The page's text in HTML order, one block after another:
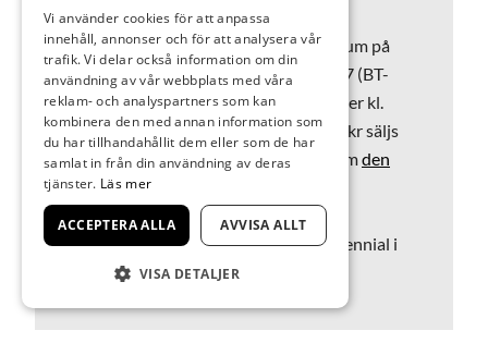
Konserten med Hardi Kurda äger rum på
Wärenstams litteratur, Allégatan 67 (BT-
huset) i Borås tisdagen 22 september kl.
19.00. Biljetter till konserten à 100 kr säljs
av GAS via Billetto och bokas genomden
här länken
Bild: Hardi Kurda på New Music Biennial i
Bradford, juni 2025. Foto: Victor
Vi använder cookies för att anpassa
innehåll, annonser och för att analysera vår
trafik. Vi delar också information om din
användning av vår webbplats med våra
reklam- och analyspartners som kan
kombinera den med annan information som
du har tillhandahållit dem eller som de har
samlat in från din användning av deras
tjänster. Läs mer
ACCEPTERA ALLA AVVISA ALLT
VISA DETALJER